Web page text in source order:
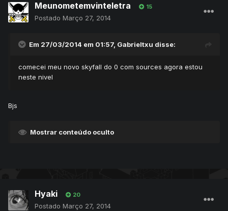
Meunometemvinteletra 15
Postado Março 27, 2014
Em 27/03/2014 em 01:57, Gabrieltxu disse:
comecei meu novo skyfall do 0 com sources agora estou
neste nivel
Bjs
Mostrar conteúdo oculto
Hyaki 20
Postado Março 27, 2014